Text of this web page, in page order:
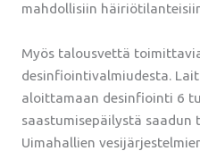
mahdollisiin
Myös talousvettä
desinfiointivalmiudesta.
aloittamaan desinfiointi 6
saastumisepäilystä
Uimahallien